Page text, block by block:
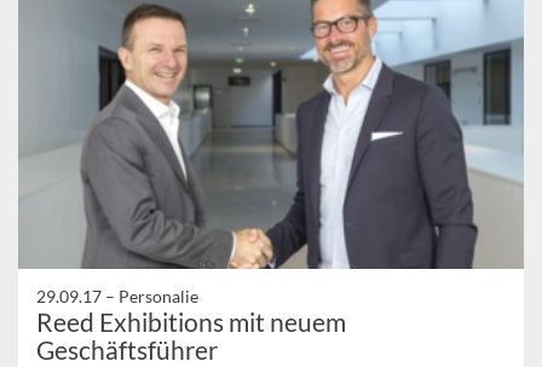
29.09.17 – Personalie
Reed Exhibitions mit neuem
Geschäftsführer